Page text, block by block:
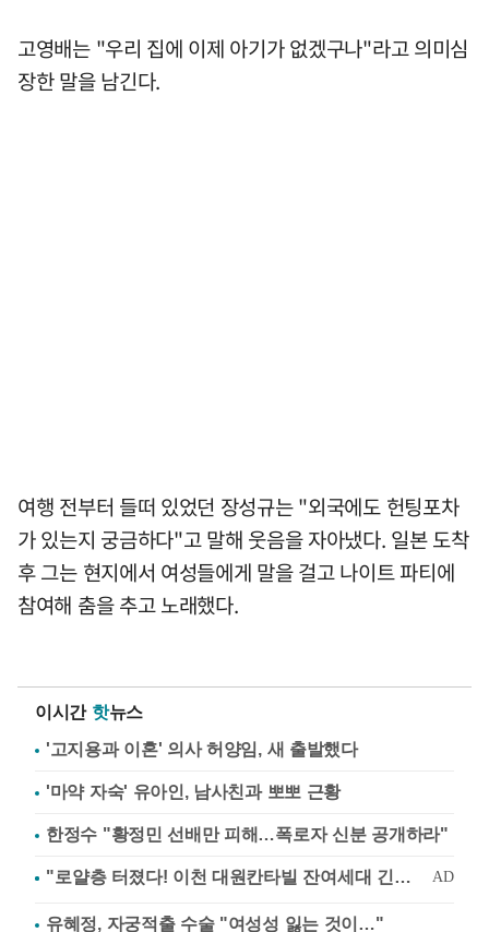
고영배는 "우리 집에 이제 아기가 없겠구나"라고 의미심
장한 말을 남긴다.
여행 전부터 들떠 있었던 장성규는 "외국에도 헌팅포차
가 있는지 궁금하다"고 말해 웃음을 자아냈다. 일본 도착
후 그는 현지에서 여성들에게 말을 걸고 나이트 파티에
참여해 춤을 추고 노래했다.
이시간 핫뉴스
'고지용과 이혼' 의사 허양임, 새 출발했다
'마약 자숙' 유아인, 남사친과 뽀뽀 근황
한정수 "황정민 선배만 피해…폭로자 신분 공개하라"
유혜정, 자궁적출 수술 "여성성 잃는 것이…"